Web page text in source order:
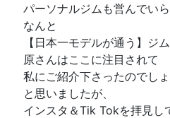
パーソナルジムも営んでいら
なんと
【日本一モデルが通う】ジ
原さんはここに注目されて
私にご紹介下さったのでし
と思いましたが、
インスタ＆Tik Tokを拝見し